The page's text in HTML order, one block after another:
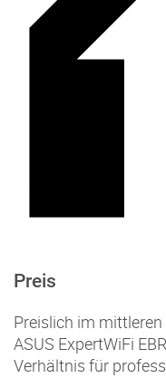
Preis
Preislich im
ASUS ExpertWiFi
Verhältnis für